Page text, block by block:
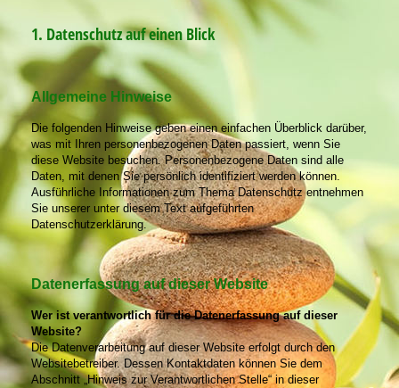
1. Datenschutz auf einen Blick
Allgemeine Hinweise
Die folgenden Hinweise geben einen einfachen Überblick darüber,
was mit Ihren personenbezogenen Daten passiert, wenn Sie
diese Website besuchen. Personenbezogene Daten sind alle
Daten, mit denen Sie persönlich identifiziert werden können.
Ausführliche Informationen zum Thema Datenschutz entnehmen
Sie unserer unter diesem Text aufgeführten
Datenschutzerklärung.
Datenerfassung auf dieser Website
Wer ist verantwortlich für die Datenerfassung auf dieser
Website?
Die Datenverarbeitung auf dieser Website erfolgt durch den
Websitebetreiber. Dessen Kontaktdaten können Sie dem
Abschnitt „Hinweis zur Verantwortlichen Stelle“ in dieser